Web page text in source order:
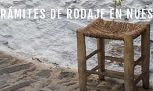
DE RODAJE EN